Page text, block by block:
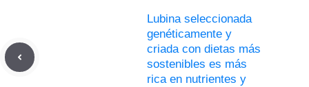
Lubina seleccionada
genéticamente y
criada con dietas más
sostenibles es más
rica en nutrientes y